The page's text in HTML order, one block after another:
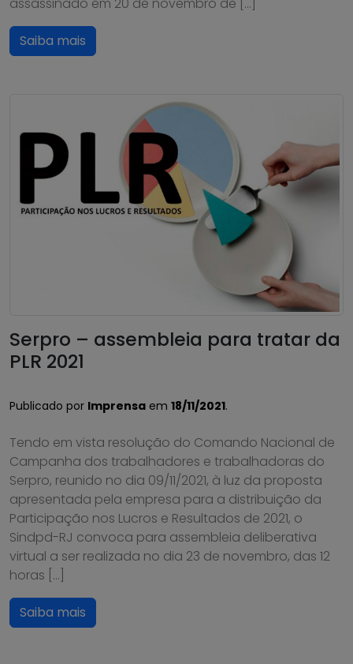
Saiba mais
Serpro – assembleia para tratar da
PLR 2021
Publicado por Imprensa em 18/11/2021.
Tendo em vista resolução do Comando Nacional de
Campanha dos trabalhadores e trabalhadoras do
Serpro, reunido no dia 09/11/2021, à luz da proposta
apresentada pela empresa para a distribuição da
Participação nos Lucros e Resultados de 2021, o
Sindpd-RJ convoca para assembleia deliberativa
virtual a ser realizada no dia 23 de novembro, das 12
horas […]
Saiba mais